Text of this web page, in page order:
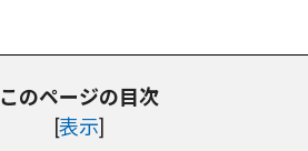
このページの目次
[表示]